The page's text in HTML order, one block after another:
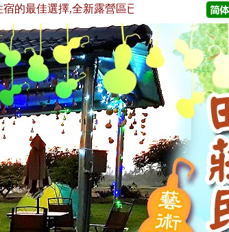
最佳選擇,全新露營區已經開放囉！歡迎大家